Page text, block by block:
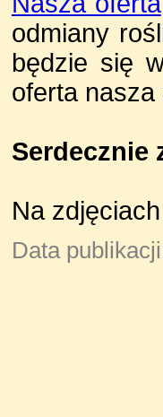
odmiany
będzie się
oferta nasza
Serdecznie
Na
Data